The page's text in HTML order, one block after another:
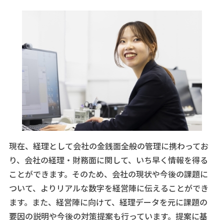
現在、経理として会社の金銭面全般の管理に携わってお
り、会社の経理・財務面に関して、いち早く情報を得る
ことができます。そのため、会社の現状や今後の課題に
ついて、よりリアルな数字を経営陣に伝えることができ
ます。また、経営陣に向けて、経理データを元に課題の
要因の説明や今後の対策提案も行っています。提案に基